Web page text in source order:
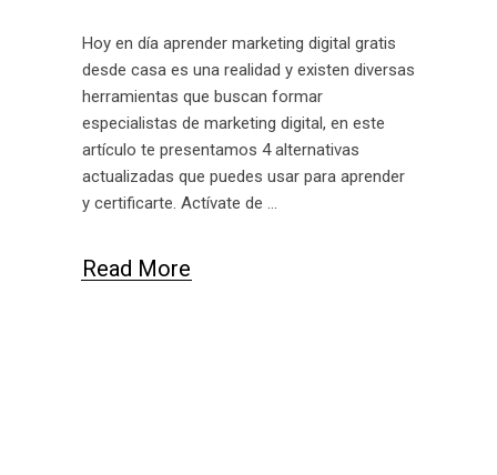
Hoy en día aprender marketing digital gratis
desde casa es una realidad y existen diversas
herramientas que buscan formar
especialistas de marketing digital, en este
artículo te presentamos 4 alternativas
actualizadas que puedes usar para aprender
y certificarte. Actívate de
Read More